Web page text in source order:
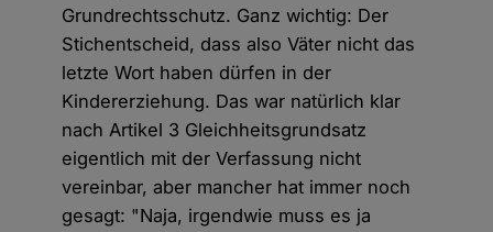
Grundrechtsschutz. Ganz wichtig: Der
Stichentscheid, dass also Väter nicht das
letzte Wort haben dürfen in der
Kindererziehung. Das war natürlich klar
nach Artikel 3 Gleichheitsgrundsatz
eigentlich mit der Verfassung nicht
vereinbar, aber mancher hat immer noch
gesagt: "Naja, irgendwie muss es ja